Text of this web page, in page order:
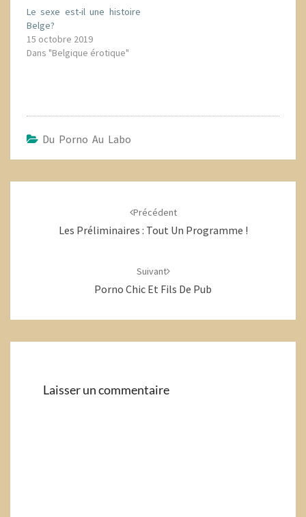
Le sexe est-il une histoire
Belge?
15 octobre 2019
Dans "Belgique érotique"
Du Porno Au Labo
Précédent
Les Préliminaires : Tout Un Programme !
Suivant
Porno Chic Et Fils De Pub
Laisser un commentaire